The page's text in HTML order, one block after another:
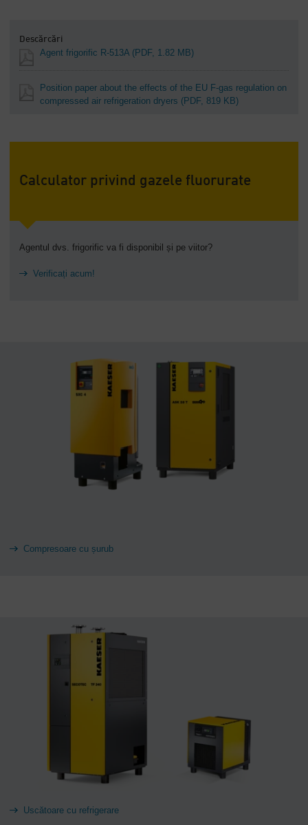
Descărcări
Agent frigorific R-513A (PDF, 1.82 MB)
Position paper about the effects of the EU F-gas regulation on
compressed air refrigeration dryers (PDF, 819 KB)
Calculator privind gazele fluorurate
Agentul dvs. frigorific va fi disponibil și pe viitor?
Verificați acum!
Compresoare cu șurub
Uscătoare cu refrigerare